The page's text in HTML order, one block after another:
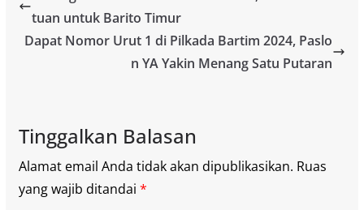
tuan untuk Barito Timur
Dapat Nomor Urut 1 di Pilkada Bartim 2024, Paslo
n YA Yakin Menang Satu Putaran
Tinggalkan Balasan
Alamat email Anda tidak akan dipublikasikan. Ruas
yang wajib ditandai *